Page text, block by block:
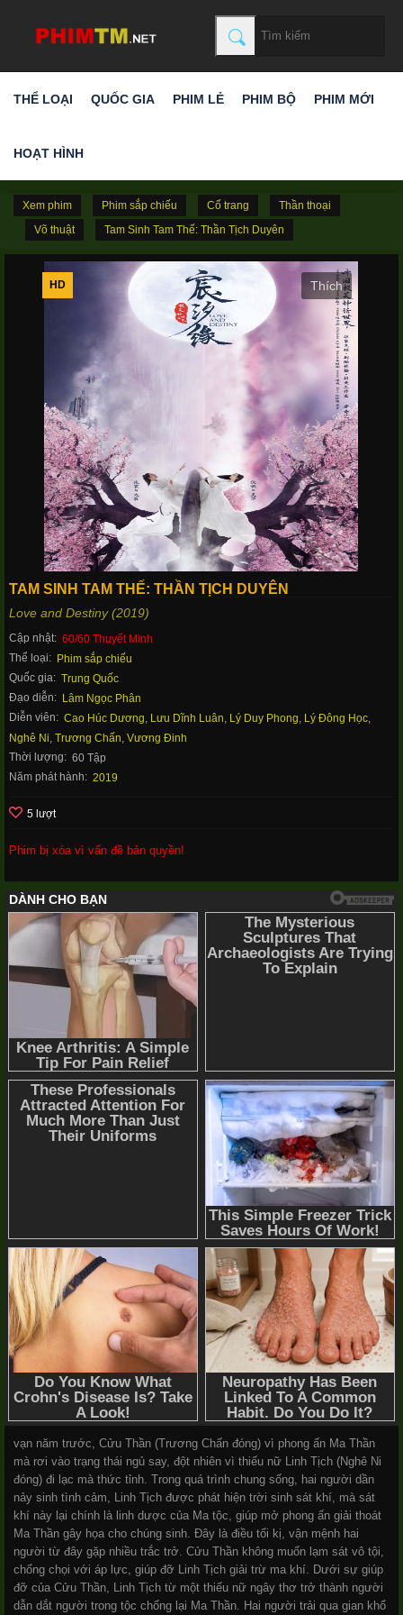
THỂ LOẠI QUỐC GIA PHIM LẺ PHIM BỘ PHIM MỚI
HOẠT HÌNH
Xem phim Phim sắp chiếu Cổ trang
Thần thoại
Võ thuật
Tam Sinh Tam Thế: Thần Tịch Duyên
HD
TAM SINH TAM THẾ: THẦN TỊCH DUYÊN
Love and Destiny (2019)
Cập nhật: 60/60 Thuyết Minh
Thể loại: Phim sắp chiếu
Quốc gia: Trung Quốc
Đạo diễn: Lâm Ngọc Phân
Diễn viên: Cao Húc Dương, Lưu Dĩnh Luân, Lý Duy Phong, Lý Đông Học,
Nghê Ni, Trương Chấn, Vương Đinh
Thời lượng: 60 Tập
Năm phát hành: 2019
5 lượt
Phim bị xóa vì vấn đề bản quyền!
vạn năm trước, Cửu Thần (Trương Chấn đóng) vì phong ấn Ma Thần
mà rơi vào trạng thái ngủ say, đột nhiên vì thiếu nữ Linh Tịch (Nghê Ni
đóng) đi lạc mà thức tỉnh. Trong quá trình chung sống, hai người dần
nảy sinh tình cảm, Linh Tịch được phát hiện trời sinh sát khí, mà sát
khí này lại chính là linh dược của Ma tộc, giúp mở phong ấn giải thoát
Ma Thần gây họa cho chúng sinh. Đây là điều tối kị, vận mệnh hai
người từ đây gặp nhiều trắc trở. Cửu Thần không muốn lạm sát vô tội,
chống chọi với áp lực, giúp đỡ Linh Tịch giải trừ ma khí. Dưới sự giúp
đỡ của Cửu Thần, Linh Tịch từ một thiếu nữ ngây thơ trở thành người
dẫn dắt người trong tộc chống lại Ma Thần. Hai người trải qua gian khổ